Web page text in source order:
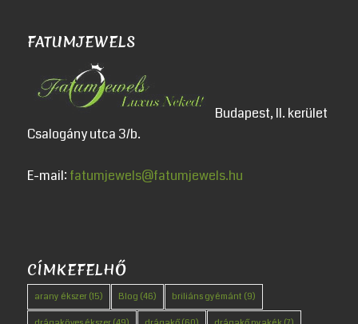
FATUMJEWELS
Budapest, II. kerület
Csalogány utca 3/b.
E-mail: fatumjewels@fatumjewels.hu
CÍMKEFELHŐ
arany ékszer(15) Blog (46) briliáns gyémánt (9)